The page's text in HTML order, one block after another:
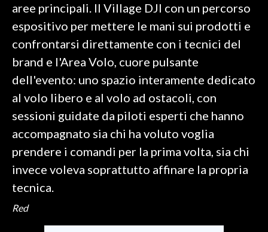
ANNUNCI
NECROLOGI
aree principali. Il Village DJI con un percorso
espositivo per mettere le mani sui prodotti e
confrontarsi direttamente con i tecnici del
brand e l'Area Volo, cuore pulsante
dell'evento: uno spazio interamente dedicato
al volo libero e al volo ad ostacoli, con
sessioni guidate da piloti esperti che hanno
accompagnato sia chi ha voluto voglia
prendere i comandi per la prima volta, sia chi
invece voleva soprattutto affinare la propria
tecnica.
Red